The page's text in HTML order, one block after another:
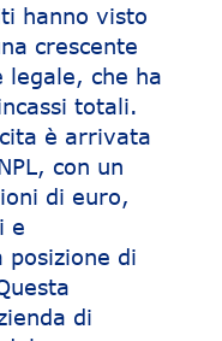
hanno visto
crescente
legale, che ha
totali.
è arrivata
con un
di euro,
e
posizione di
di